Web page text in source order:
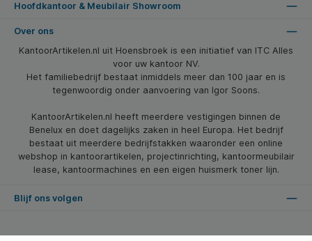
Hoofdkantoor & Meubilair Showroom
Over ons
KantoorArtikelen.nl uit Hoensbroek is een initiatief van ITC Alles
voor uw kantoor NV.
Het familiebedrijf bestaat inmiddels meer dan 100 jaar en is
tegenwoordig onder aanvoering van Igor Soons.
KantoorArtikelen.nl heeft meerdere vestigingen binnen de
Benelux en doet dagelijks zaken in heel Europa. Het bedrijf
bestaat uit meerdere bedrijfstakken waaronder een online
webshop in kantoorartikelen, projectinrichting, kantoormeubilair
lease, kantoormachines en een eigen huismerk toner lijn.
Blijf ons volgen